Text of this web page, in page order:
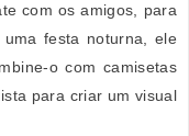
com os amigos, para
festa noturna, ele
o com camisetas
para criar um visual